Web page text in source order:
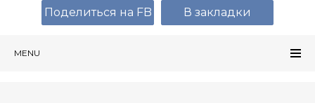
MENU
Поделиться на FB В закладки